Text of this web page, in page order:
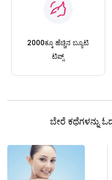
2000ಕ್ಕೂ ಹೆಚ್ಚಿನ ಬ್ಯೂಟಿ
ಟಿಪ್ಸ್
ಬೇರೆ ಕಥೆಗಳನ್ನು